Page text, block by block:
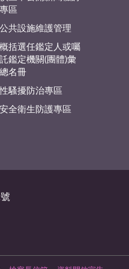
專區
公共設施維護管理
概括選任鑑定人或囑
託鑑定機關(團體)彙
總名冊
性騷擾防治專區
安全衛生防護專區